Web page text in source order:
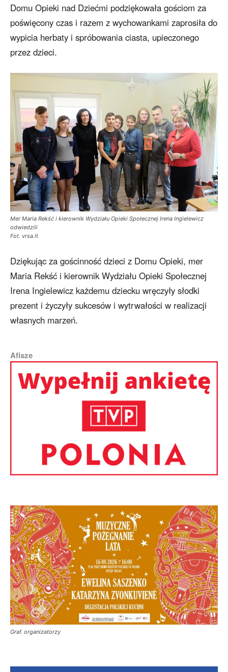
Domu Opieki nad Dziećmi podziękowała gościom za
poświęcony czas i razem z wychowankami zaprosiła do
wypicia herbaty i spróbowania ciasta, upieczonego
przez dzieci.
Mer Maria Rekść i kierownik Wydziału Opieki Społecznej Irena Ingielewicz
odwiedzili
Fot. vrsa.lt
Dziękując za gościnność dzieci z Domu Opieki, mer
Maria Rekść i kierownik Wydziału Opieki Społecznej
Irena Ingielewicz każdemu dziecku wręczyły słodki
prezent i życzyły sukcesów i wytrwałości w realizacji
własnych marzeń.
Afisze
Graf. organizatorzy